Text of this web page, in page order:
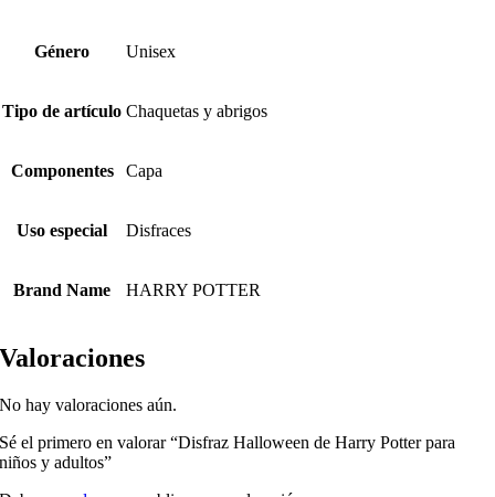
Género Unisex
Tipo de artículo Chaquetas y abrigos
Componentes Capa
Uso especial Disfraces
Brand Name HARRY POTTER
Valoraciones
No hay valoraciones aún.
Sé el primero en valorar “Disfraz Halloween de Harry Potter para
niños y adultos”